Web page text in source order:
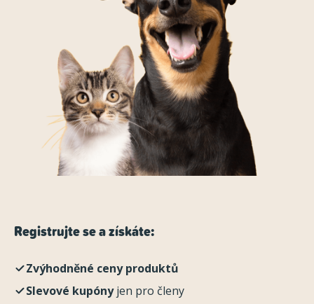
Registrujte se a získáte:
Zvýhodněné ceny produktů
Slevové kupónyjen pro členy